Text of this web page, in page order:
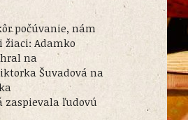
počúvanie, nám
žiaci: Adamko
na
Šuvadová na
zaspievala ľudovú